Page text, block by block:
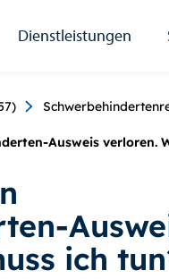
Dienstleistungen
Ausweis verloren.
ich